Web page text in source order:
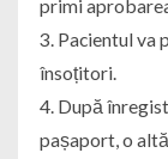
primi
3. Pacientul va
însoțitori.
4. După
pașaport, o